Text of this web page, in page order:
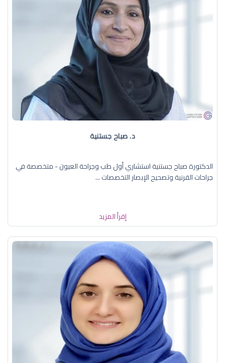
د. صباح جستنية
الدكتورة صباح جستنية استشاري أول طب وجراحة العيون - متخصصة في
جراحات القرنية وتصحيح الإبصار التخصصات ...
إقرأ المزيد